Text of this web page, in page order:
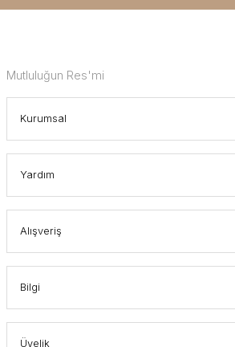
Mutluluğun Res'mi
Kurumsal
Yardım
Alışveriş
Bilgi
Üyelik